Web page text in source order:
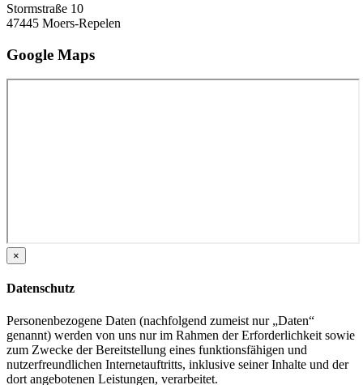
Stormstraße 10
47445 Moers-Repelen
Google Maps
×
Datenschutz
Personenbezogene Daten (nachfolgend zumeist nur „Daten“
genannt) werden von uns nur im Rahmen der Erforderlichkeit sowie
zum Zwecke der Bereitstellung eines funktionsfähigen und
nutzerfreundlichen Internetauftritts, inklusive seiner Inhalte und der
dort angebotenen Leistungen, verarbeitet.